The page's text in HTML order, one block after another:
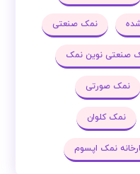
نمک صنعتی
صنعتی نوین نمک
نمک صورتی
نمک کلوان
نمک اپسوم